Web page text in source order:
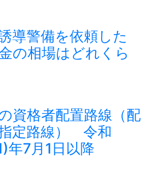
誘導警備を依頼した
の相場はどれくら
資格者配置路線（配
定路線） 令和
年7月1日以降